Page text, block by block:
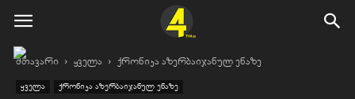
მთავარი ყველა ქრონიკა აზერბაიჯანულ ენაზე
ყველა ქრონიკა აზერბაიჯანულ ენაზე